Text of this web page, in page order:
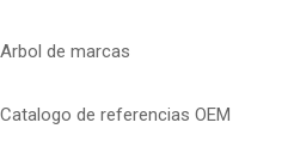
Arbol de marcas
Catalogo de referencias OEM